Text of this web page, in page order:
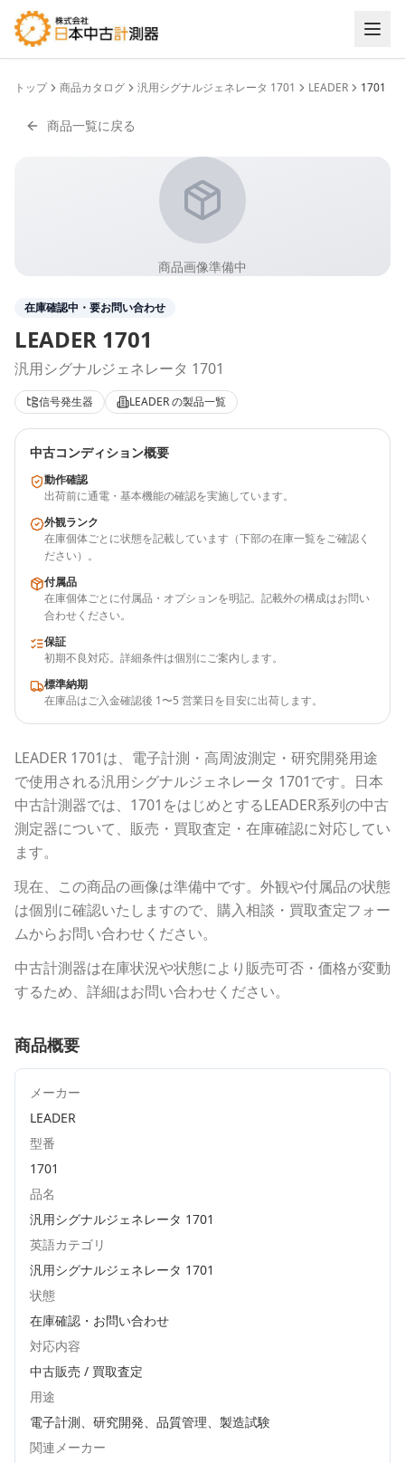
トップ 商品カタログ 汎用シグナルジェネレータ 1701 LEADER 1701
商品一覧に戻る
商品画像準備中
在庫確認中・要お問い合わせ
LEADER 1701
汎用シグナルジェネレータ 1701
信号発生器 LEADERの製品一覧
中古コンディション概要
動作確認
出荷前に通電・基本機能の確認を実施しています。
外観ランク
在庫個体ごとに状態を記載しています（下部の在庫一覧をご確認く
ださい）。
付属品
在庫個体ごとに付属品・オプションを明記。記載外の構成はお問い
合わせください。
保証
初期不良対応。詳細条件は個別にご案内します。
標準納期
在庫品はご入金確認後 1〜5 営業日を目安に出荷します。
LEADER 1701は、電子計測・高周波測定・研究開発用途
で使用される汎用シグナルジェネレータ 1701です。 日本
中古計測器では、 1701 をはじめとするLEADER系列の中古
測定器について、販売・買取査定・在庫確認に対応してい
ます。
現在、この商品の画像は準備中です。外観や付属品の状態
は個別に確認いたしますので、購入相談・買取査定フォー
ムからお問い合わせください。
中古計測器は在庫状況や状態により販売可否・価格が変動
するため、詳細はお問い合わせください。
商品概要
メーカー
LEADER
型番
1701
品名
汎用シグナルジェネレータ 1701
英語カテゴリ
汎用シグナルジェネレータ 1701
状態
在庫確認・お問い合わせ
対応内容
中古販売 / 買取査定
用途
電子計測、研究開発、品質管理、製造試験
関連メーカー